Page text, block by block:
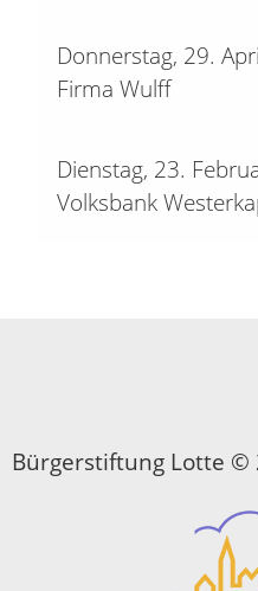
Donnerstag, 29.
Firma Wulff
Dienstag, 23.
Volksbank
Bürgerstiftung Lotte ©